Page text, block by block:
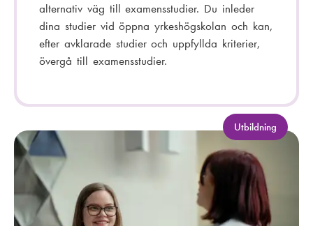
alternativ väg till examensstudier. Du inleder
dina studier vid öppna yrkeshögskolan och kan,
efter avklarade studier och uppfyllda kriterier,
övergå till examensstudier.
K
a
t
r
Utbildning